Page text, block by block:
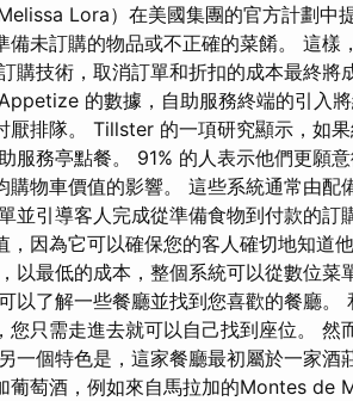
Lora）在美國集團的官方計劃中
備未訂購的物品或不正確的菜餚。 這樣
購技術，取消訂單和折扣的成本最終將
的數據，自助服務終端的引入
厭排隊。 Tillster 的一項研究顯示，如
服務亭點餐。 91% 的人表示他們更願
購物車價值的影響。 這些系統通常由配
並引導客人完成從準備食物到付款的訂
因為它可以確保您的客人確切地知道
以最低的成本，整個系統可以從數位菜
以了解一些餐廳並找到您喜歡的餐廳。
您只需走進去就可以自己找到座位。 然
一個特色是，這家餐廳最初屬於一家
葡萄酒，例如來自馬拉加的Montes de